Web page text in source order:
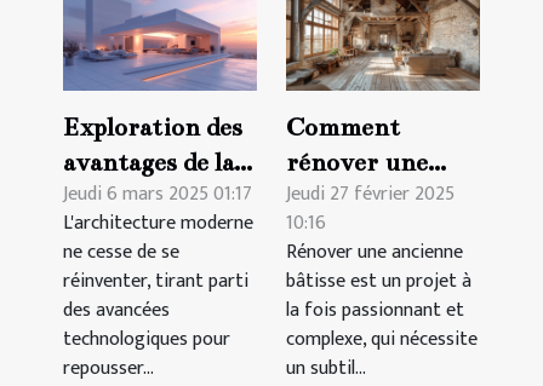
Exploration des
avantages de la
modélisation 3D
BIM pour
l'architecture
moderne
Jeudi 6 mars 2025 01:17
L'architecture moderne
ne cesse de se
réinventer, tirant parti
des avancées
technologiques pour
repousser...
Comment
rénover une
ancienne bâtisse
en respectant
son charme
d'origine
Jeudi 27 février 2025
10:16
Rénover une ancienne
bâtisse est un projet à
la fois passionnant et
complexe, qui nécessite
un subtil...